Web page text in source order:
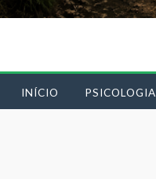
INÍCIO PSICOLOGIA